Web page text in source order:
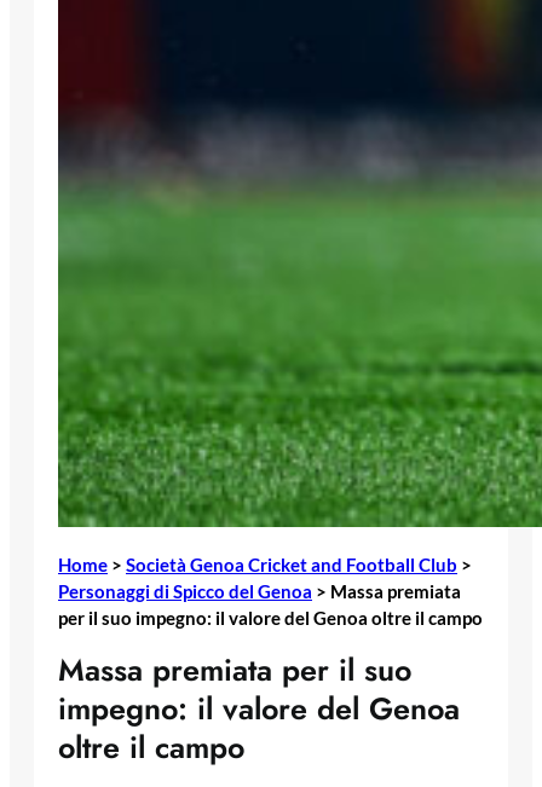
Home > Società Genoa Cricket and Football Club >
Personaggi di Spicco del Genoa > Massa premiata
per il suo impegno: il valore del Genoa oltre il campo
Massa premiata per il suo
impegno: il valore del Genoa
oltre il campo